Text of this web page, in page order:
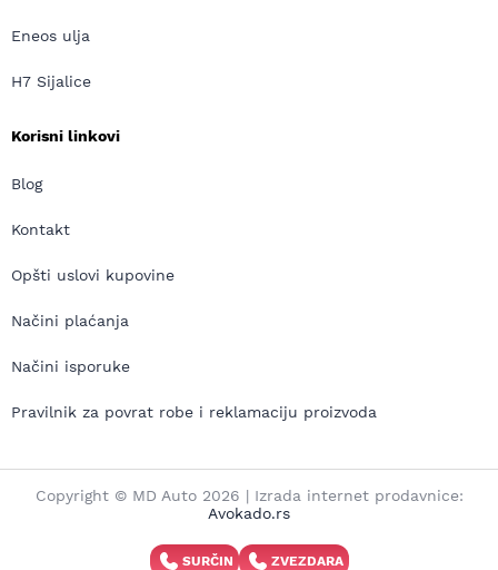
Eneos ulja
H7 Sijalice
Korisni linkovi
Blog
Kontakt
Opšti uslovi kupovine
Načini plaćanja
Načini isporuke
Pravilnik za povrat robe i reklamaciju proizvoda
Copyright © MD Auto 2026 | Izrada internet prodavnice:
Avokado.rs
SURČIN ZVEZDARA